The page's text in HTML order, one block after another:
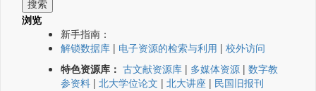
浏览
新手指南：
解锁数据库 | 电子资源的检索与利用 | 校外访问
特色资源库： 古文献资源库 | 多媒体资源 | 数字教
参资料 | 北大学位论文 | 北大讲座 | 民国旧报刊